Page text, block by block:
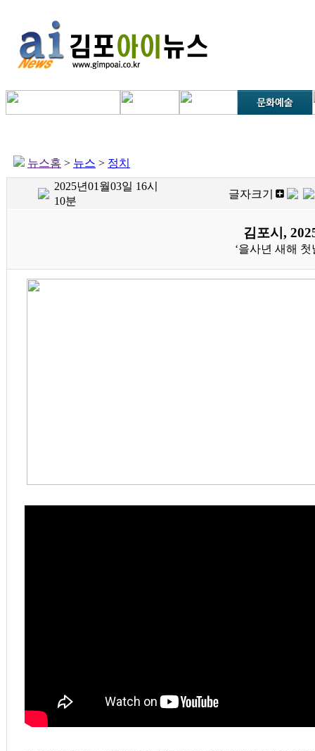
뉴스홈 > 뉴스 > 정치
2025년01월03일 16시
10분
글자크기
김포시,
‘을사년 새해